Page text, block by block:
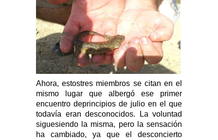
Ahora, estostres miembros se citan en el
mismo lugar que albergó ese primer
encuentro deprincipios de julio en el que
todavía eran desconocidos. La voluntad
siguesiendo la misma, pero la sensación
ha cambiado, ya que el desconcierto